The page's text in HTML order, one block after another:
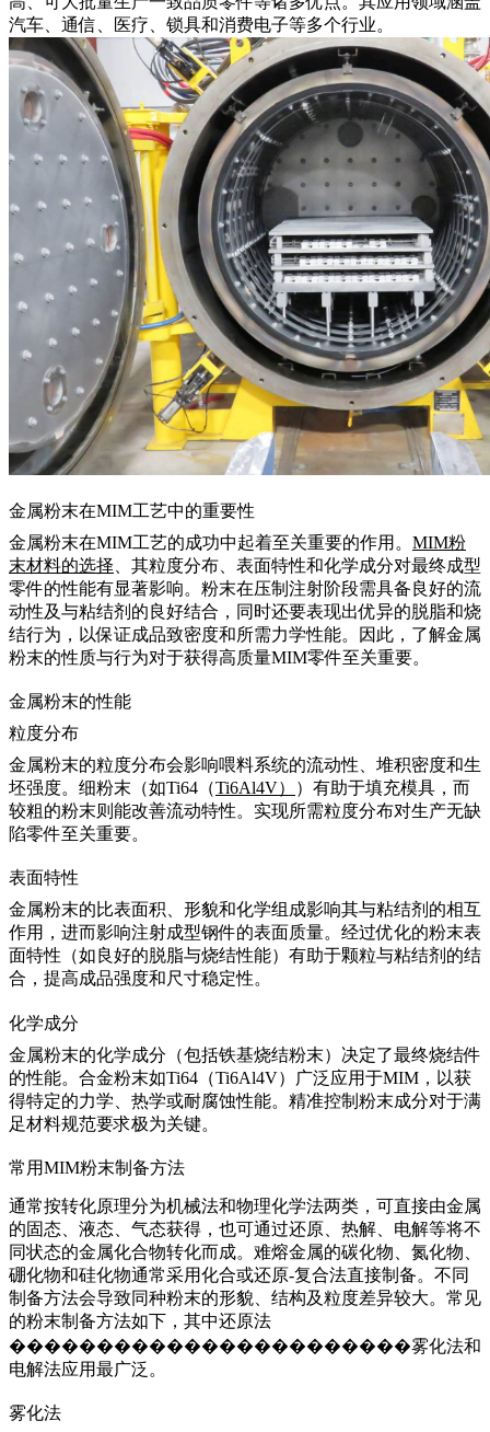
汽车
通信 医疗 锁具和消费电子等多个行业。
金属粉末在MIM工艺中的重要性
金属粉末在MIM工艺的成功中起着至关重要的作用。 MIM粉
末材料的选择 、其粒度分布、表面特性和化学成分对最终成型
零件的性能有显著影响。粉末在压制注射阶段需具备良好的流
动性及与粘结剂的良好结合，同时还要表现出优异的脱脂和烧
结行为，以保证成品致密度和所需力学性能。因此，了解金属
粉末的性质与行为对于获得高质量MIM零件至关重要。
金属粉末的性能
粒度分布
金属粉末的粒度分布会影响喂料系统的流动性、堆积密度和生
坯强度。细粉末（如Ti64（Ti6Al4V）
）有助于填充模具，而
较粗的粉末则能改善流动特性。实现所需粒度分布对生产无缺
陷零件至关重要。
表面特性
金属粉末的比表面积、形貌和化学组成影响其与粘结剂的相互
作用，进而影响注射成型钢件的表面质量。经过优化的粉末表
面特性（如良好的脱脂与烧结性能）有助于颗粒与粘结剂的结
合，提高成品强度和尺寸稳定性。
化学成分
金属粉末的化学成分（包括铁基烧结粉末）决定了最终烧结件
的性能。合金粉末如Ti64（Ti6Al4V）广泛应用于MIM，以获
得特定的力学、热学或耐腐蚀性能。精准控制粉末成分对于满
足材料规范要求极为关键。
常用MIM粉末制备方法
通常按转化原理分为机械法和物理化学法两类，可直接由金属
的固态、液态、气态获得，也可通过还原、热解、电解等将不
同状态的金属化合物转化而成。难熔金属的碳化物、氮化物、
硼化物和硅化物通常采用化合或还原-复合法直接制备。不同
制备方法会导致同种粉末的形貌、结构及粒度差异较大。常见
的粉末制备方法如下，其中还原法
�����������������������雾化法和
电解法应用最广泛。
雾化法